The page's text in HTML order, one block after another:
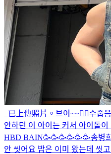
已上傳照片。 브이~~✌🏻수줍
안하던 이 아이는 커서 아이돌이
HBD BAIN🥳🥳🥳🥳🥳🥳송병
안 씻어요 밥은 이미 왔는데 씻